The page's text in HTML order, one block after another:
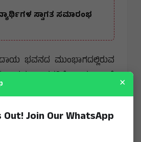
ಸ್ವಾಗತ ಸಮಾರಂಭ
ಭವನದ ಮುಂಭಾಗದಲ್ಲಿರುವ
ಶಾಸಕರಿಗೆ ನಾವು ಬಲಗೈ
ತಾಕತ್ತಿದ್ದರೆ ನಮ್ಮ ಶಾಸಕರು
ತೋರಿಸಲಿ" ಎಂದು ಸವಾಲು
×
Join Our WhatsApp